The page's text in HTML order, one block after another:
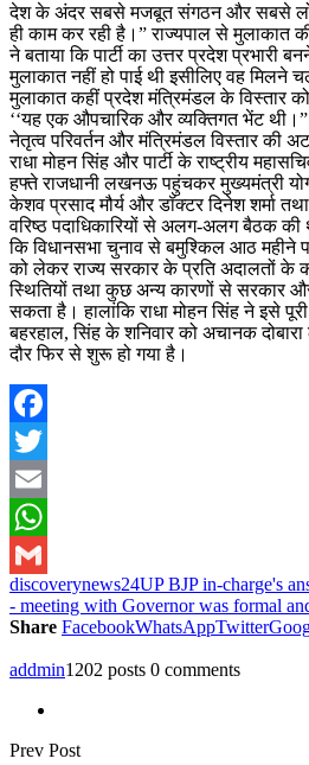
देश के अंदर सबसे मजबूत संगठन और सबसे
ही काम कर रही है।” राज्यपाल से मुलाकात
ने बताया कि पार्टी का उत्तर प्रदेश प्रभारी
मुलाकात नहीं हो पाई थी इसीलिए वह
मुलाकात कहीं प्रदेश मंत्रिमंडल के विस्तार
‘‘यह एक औपचारिक और व्यक्तिगत भेंट
नेतृत्व परिवर्तन और मंत्रिमंडल विस्तार की
राधा मोहन सिंह और पार्टी के राष्ट्रीय
हफ्ते राजधानी लखनऊ पहुंचकर मुख्यमंत्री
केशव प्रसाद मौर्य और डॉक्टर दिनेश शर्मा
वरिष्ठ पदाधिकारियों से अलग-अलग बैठक
कि विधानसभा चुनाव से बमुश्किल आठ महीने
को लेकर राज्य सरकार के प्रति अदालतों
स्थितियों तथा कुछ अन्य कारणों से सरकार और
सकता है। हालांकि राधा मोहन सिंह ने इसे
बहरहाल, सिंह के शनिवार को अचानक
दौर फिर से शुरू हो गया है।
Facebook
Twitter
Email
WhatsApp
Gmail
discoverynews24UP BJP in-charge's
- meeting with Governor was formal
Share FacebookWhatsAppTwitter
addmin1202 posts 0 comments
Prev Post